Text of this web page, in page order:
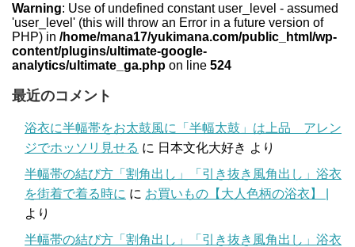
Warning: Use of undefined constant user_level - assumed
'user_level' (this will throw an Error in a future version of
PHP) in /home/mana17/yukimana.com/public_html/wp-
content/plugins/ultimate-google-
analytics/ultimate_ga.php on line 524
最近のコメント
浴衣に半幅帯をお太鼓風に「半幅太鼓」は上品 アレン
ジでホッソリ見せる に 日本文化大好き より
半幅帯の結び方「割角出し」「引き抜き風角出し」浴衣
を街着で着る時に に お買いもの【大人色柄の浴衣】 |
より
半幅帯の結び方「割角出し」「引き抜き風角出し」浴衣